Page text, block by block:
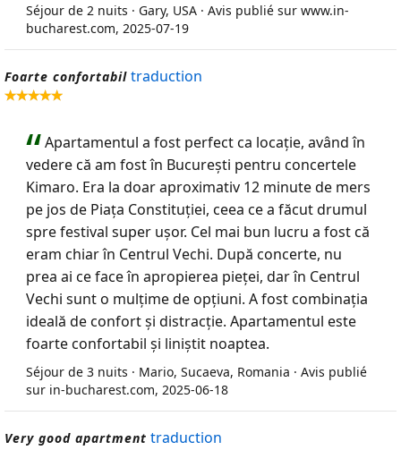
Séjour de 2 nuits · Gary, USA · Avis publié sur www.in-
bucharest.com, 2025-07-19
Foarte confortabil traduction
Apartamentul a fost perfect ca locație, având în
vedere că am fost în București pentru concertele
Kimaro. Era la doar aproximativ 12 minute de mers
pe jos de Piața Constituției, ceea ce a făcut drumul
spre festival super ușor. Cel mai bun lucru a fost că
eram chiar în Centrul Vechi. După concerte, nu
prea ai ce face în apropierea pieței, dar în Centrul
Vechi sunt o mulțime de opțiuni. A fost combinația
ideală de confort și distracție. Apartamentul este
foarte confortabil și liniștit noaptea.
Séjour de 3 nuits · Mario, Sucaeva, Romania · Avis publié
sur in-bucharest.com, 2025-06-18
Very good apartment traduction